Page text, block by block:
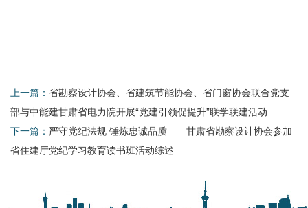
上一篇： 省勘察设计协会、省建筑节能协会、省门窗协会联合党支
部与中能建甘肃省电力院开展“党建引领促提升”联学联建活动
下一篇： 严守党纪法规 锤炼忠诚品质——甘肃省勘察设计协会参加
省住建厅党纪学习教育读书班活动综述